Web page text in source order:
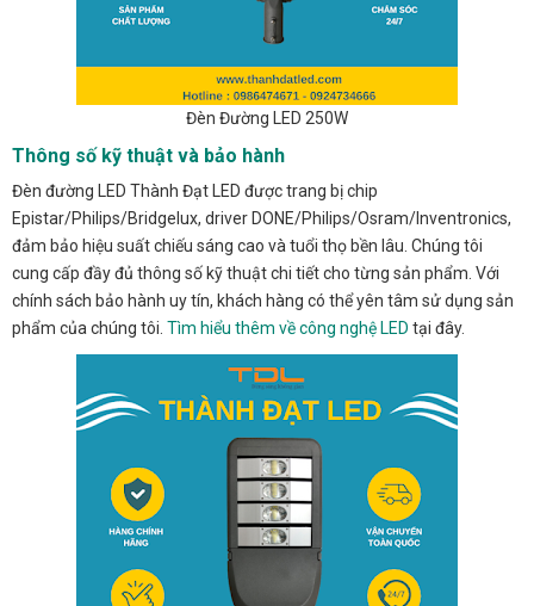
Đèn Đường LED 250W
Thông số kỹ thuật và bảo hành
Đèn đường LED Thành Đạt LED được trang bị chip
Epistar/Philips/Bridgelux, driver DONE/Philips/Osram/Inventronics,
đảm bảo hiệu suất chiếu sáng cao và tuổi thọ bền lâu. Chúng tôi
cung cấp đầy đủ thông số kỹ thuật chi tiết cho từng sản phẩm. Với
chính sách bảo hành uy tín, khách hàng có thể yên tâm sử dụng sản
phẩm của chúng tôi. Tìm hiểu thêm về công nghệ LED tại đây.